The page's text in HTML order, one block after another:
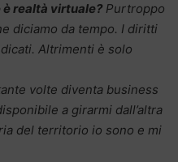
è realtà virtuale? Purtroppo
diciamo da tempo. I diritti
Altrimenti è solo
volte diventa business
a girarmi dall’altra
del territorio io sono e mi